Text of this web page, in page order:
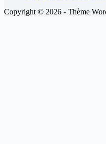
Copyright © 2026 - Thème